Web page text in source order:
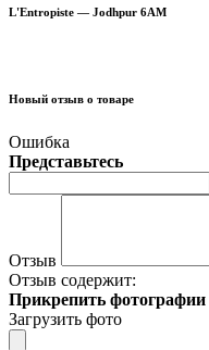
L'Entropiste — Jodhpur 6AM
Новый отзыв о товаре
Ошибка
Представьтесь
Отзыв
Отзыв содержит:
Прикрепить фотографии
Загрузить фото